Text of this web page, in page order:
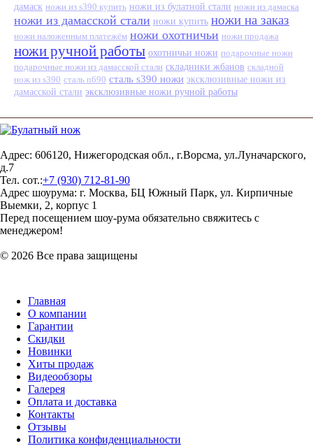
дамаск ножи из s390 купить ножи из булатной стали ножи из дамаска
ножи из дамасской стали ножи купить ножи на заказ
ножи наложенным платежём ножи охотничьи ножи продажа
ножи ручной работы охотничьи ножи подарочные ножи
подарочные ножи из дамасской стали складники жбанов складной
нож из s390 сталь n690 сталь s390 ножи эксклюзивные ножи из
дамасской стали эксклюзивные ножи ручной работы
Адрес: 606120, Нижегородская обл., г.Ворсма, ул.Луначарского,
д.7
Тел. сот.:+7 (930) 712-81-90
Адрес шоурума: г. Москва, БЦ Южный Парк, ул. Кирпичные
Выемки, 2, корпус 1
Перед посещением шоу-рума обязательно свяжитесь с
менеджером!
© 2026 Все права защищены
Главная
О компании
Гарантии
Скидки
Новинки
Хиты продаж
Видеообзоры
Галерея
Оплата и доставка
Контакты
Отзывы
Политика конфиденциальности